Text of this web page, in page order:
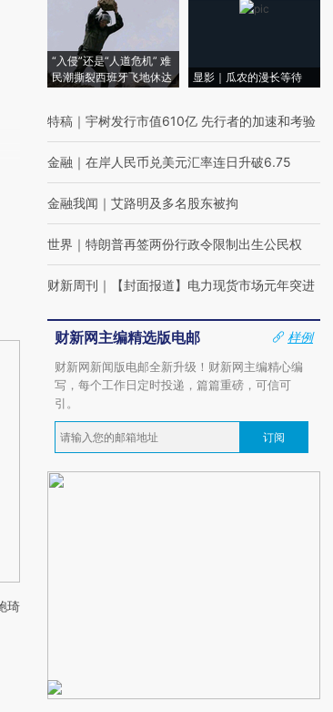
琦
“入侵”还是“人道危机” 难
民潮撕裂西班牙飞地休达
显影｜瓜农的漫长等待
特稿 ｜ 宇树发行市值610亿 先行者的加速和考验
金融 ｜ 在岸人民币兑美元汇率连日升破6.75
金融我闻 ｜ 艾路明及多名股东被拘
世界 ｜ 特朗普再签两份行政令限制出生公民权
财新周刊 ｜ 【封面报道】电力现货市场元年突进
财新网主编精选版电邮
样例
财新网新闻版电邮全新升级！财新网主编精心编
写，每个工作日定时投递，篇篇重磅，可信可
引。
订阅